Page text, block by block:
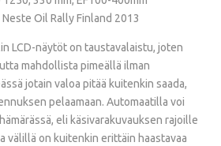
Neste Oil Rally Finland 2013
LCD-näytöt on taustavalaistu, joten
mahdollista pimeällä ilman
jotain valoa pitää kuitenkin saada,
pelaamaan. Automaatilla voi
eli käsivarakuvauksen rajoille
välillä on kuitenkin erittäin haastavaa